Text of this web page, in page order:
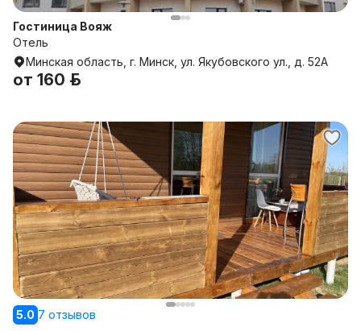
Гостиница Вояж
Отель
Минская область, г. Минск, ул. Якубовского ул., д. 52А
от 160 р.
5.0 7 отзывов